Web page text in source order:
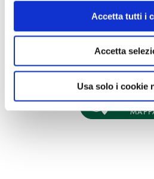
Accetta tutti i
Accetta
Usa solo i cookie
VEDI